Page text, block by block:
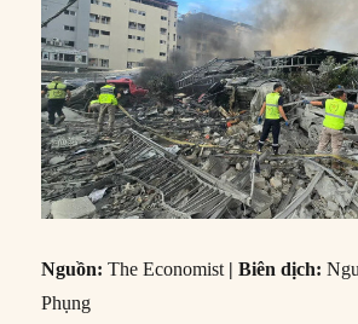
Nguồn:The Economist | Biên dịch:
Phụng